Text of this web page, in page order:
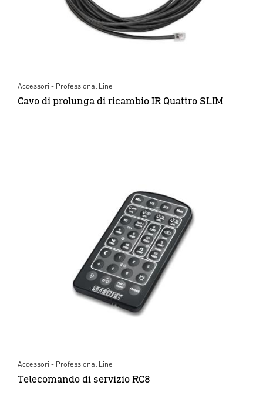
Accessori - Professional Line
Cavo di prolunga di ricambio IR Quattro SLIM
Accessori - Professional Line
Telecomando di servizio RC8